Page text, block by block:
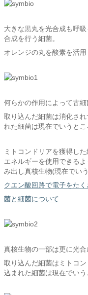
大きな黒丸を光合成も呼
合成を行う細菌。
オレンジの丸を酸素を活
何らかの作用によって古細
取り込んだ細菌は消化さ
れた細菌は現在でいうとこ
ミトコンドリアを獲得し
エネルギーを使用できる
み出し真核生物(現在でい
クエン酸回路で電子をたく
菌と細菌について
真核生物の一部は更に光合
取り込んだ細菌はミトコ
込まれた細菌は現在でいう